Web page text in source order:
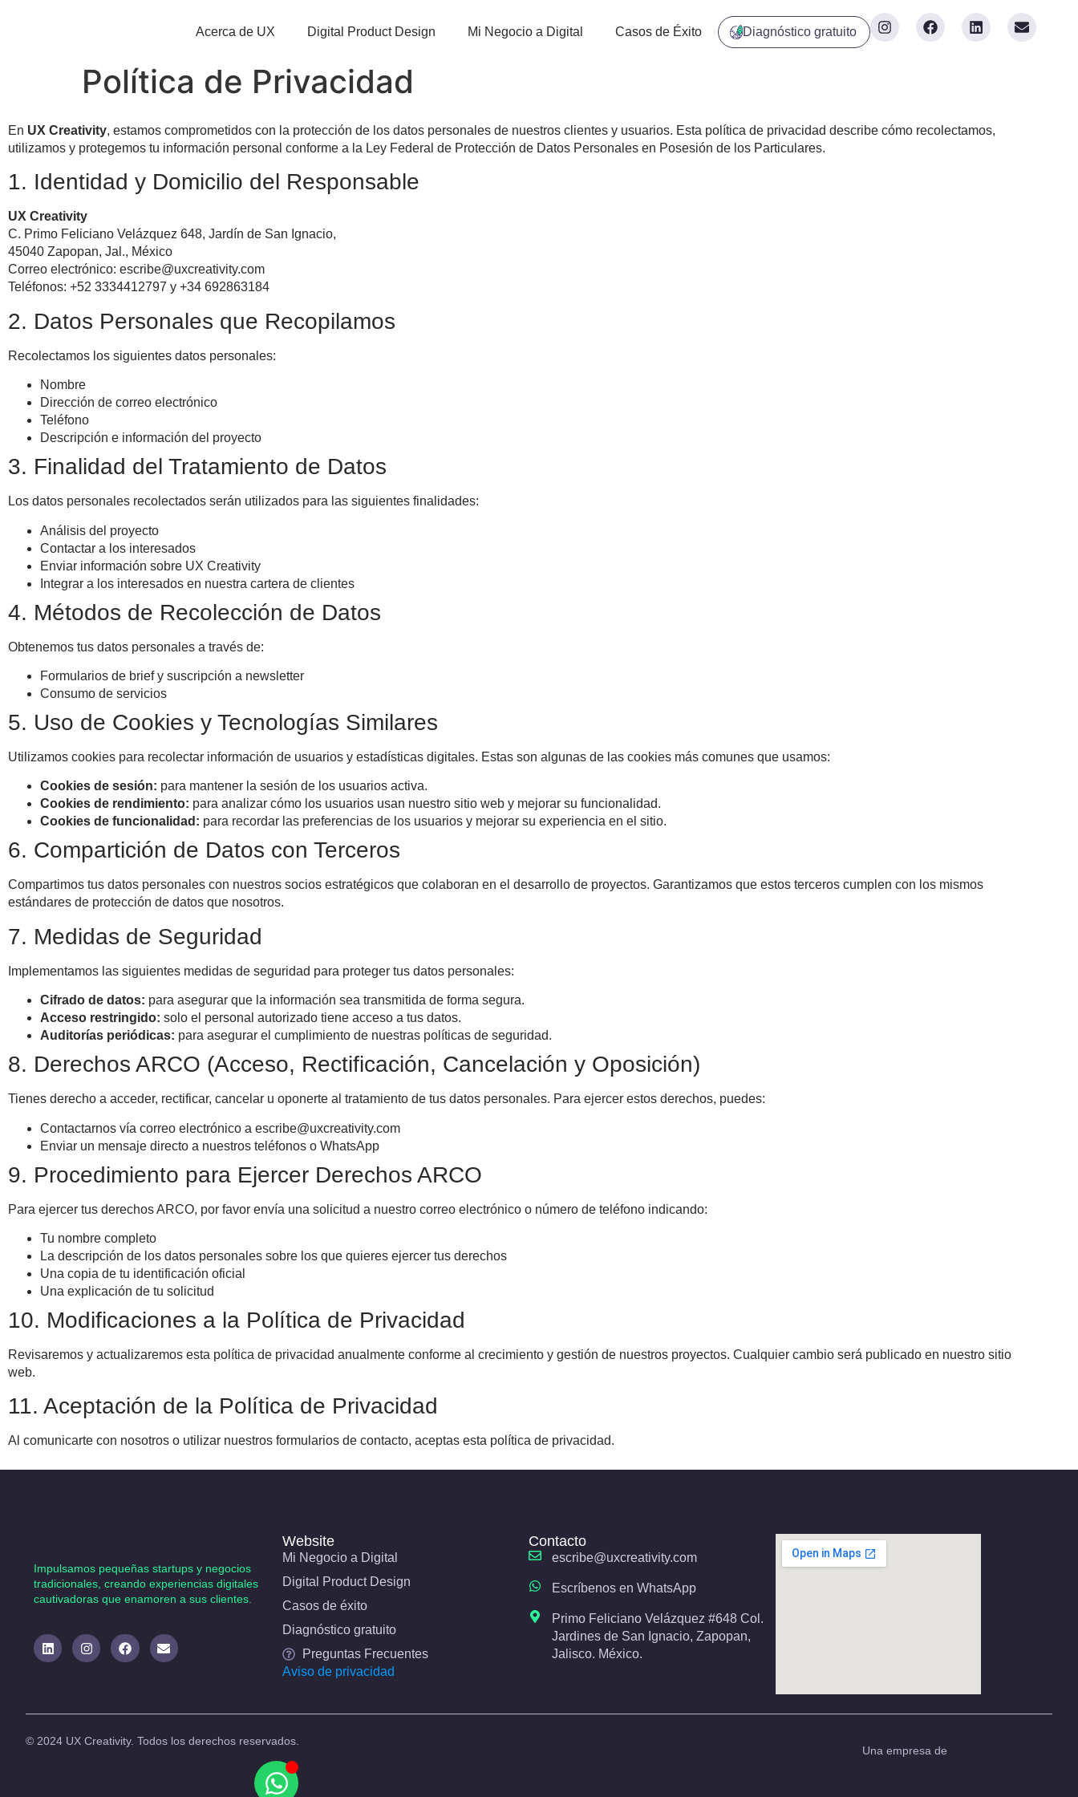
Acerca de UX Digital Product Design Mi Negocio a Digital Casos de Éxito Diagnóstico gratuito
Política de Privacidad
En UX Creativity, estamos comprometidos con la protección de los datos personales de nuestros clientes y usuarios. Esta política de privacidad describe cómo recolectamos,
utilizamos y protegemos tu información personal conforme a la Ley Federal de Protección de Datos Personales en Posesión de los Particulares.
1. Identidad y Domicilio del Responsable
UX Creativity
C. Primo Feliciano Velázquez 648, Jardín de San Ignacio,
45040 Zapopan, Jal., México
Correo electrónico: escribe@uxcreativity.com
Teléfonos: +52 3334412797 y +34 692863184
2. Datos Personales que Recopilamos
Recolectamos los siguientes datos personales:
Nombre
Dirección de correo electrónico
Teléfono
Descripción e información del proyecto
3. Finalidad del Tratamiento de Datos
Los datos personales recolectados serán utilizados para las siguientes finalidades:
Análisis del proyecto
Contactar a los interesados
Enviar información sobre UX Creativity
Integrar a los interesados en nuestra cartera de clientes
4. Métodos de Recolección de Datos
Obtenemos tus datos personales a través de:
Formularios de brief y suscripción a newsletter
Consumo de servicios
5. Uso de Cookies y Tecnologías Similares
Utilizamos cookies para recolectar información de usuarios y estadísticas digitales. Estas son algunas de las cookies más comunes que usamos:
Cookies de sesión: para mantener la sesión de los usuarios activa.
Cookies de rendimiento: para analizar cómo los usuarios usan nuestro sitio web y mejorar su funcionalidad.
Cookies de funcionalidad: para recordar las preferencias de los usuarios y mejorar su experiencia en el sitio.
6. Compartición de Datos con Terceros
Compartimos tus datos personales con nuestros socios estratégicos que colaboran en el desarrollo de proyectos. Garantizamos que estos terceros cumplen con los mismos
estándares de protección de datos que nosotros.
7. Medidas de Seguridad
Implementamos las siguientes medidas de seguridad para proteger tus datos personales:
Cifrado de datos: para asegurar que la información sea transmitida de forma segura.
Acceso restringido: solo el personal autorizado tiene acceso a tus datos.
Auditorías periódicas: para asegurar el cumplimiento de nuestras políticas de seguridad.
8. Derechos ARCO (Acceso, Rectificación, Cancelación y Oposición)
Tienes derecho a acceder, rectificar, cancelar u oponerte al tratamiento de tus datos personales. Para ejercer estos derechos, puedes:
Contactarnos vía correo electrónico a escribe@uxcreativity.com
Enviar un mensaje directo a nuestros teléfonos o WhatsApp
9. Procedimiento para Ejercer Derechos ARCO
Para ejercer tus derechos ARCO, por favor envía una solicitud a nuestro correo electrónico o número de teléfono indicando:
Tu nombre completo
La descripción de los datos personales sobre los que quieres ejercer tus derechos
Una copia de tu identificación oficial
Una explicación de tu solicitud
10. Modificaciones a la Política de Privacidad
Revisaremos y actualizaremos esta política de privacidad anualmente conforme al crecimiento y gestión de nuestros proyectos. Cualquier cambio será publicado en nuestro sitio
web.
11. Aceptación de la Política de Privacidad
Al comunicarte con nosotros o utilizar nuestros formularios de contacto, aceptas esta política de privacidad.
Impulsamos pequeñas startups y negocios
tradicionales, creando experiencias digitales
cautivadoras que enamoren a sus clientes.​
Website
Mi Negocio a Digital
Digital Product Design
Casos de éxito
Diagnóstico gratuito
Preguntas Frecuentes
Aviso de privacidad
Contacto
escribe@uxcreativity.com
Escríbenos en WhatsApp
Primo Feliciano Velázquez #648 Col.
Jardines de San Ignacio, Zapopan,
Jalisco. México.
© 2024 UX Creativity. Todos los derechos reservados.
Una empresa de